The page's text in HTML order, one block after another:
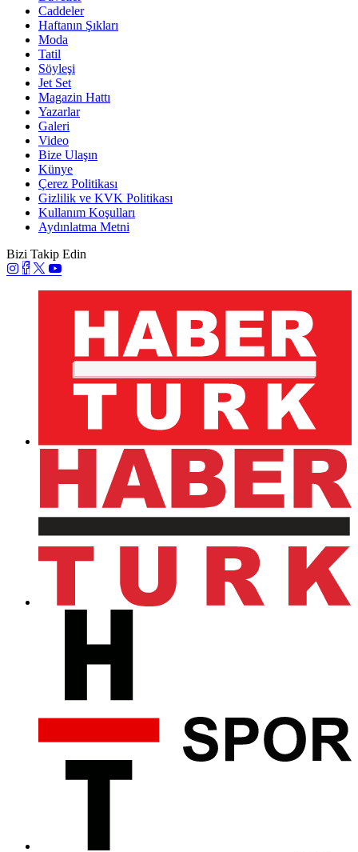
Caddeler
Haftanın Şıkları
Moda
Tatil
Söyleşi
Jet Set
Magazin Hattı
Yazarlar
Galeri
Video
Bize Ulaşın
Künye
Çerez Politikası
Gizlilik ve KVK Politikası
Kullanım Koşulları
Aydınlatma Metni
Bizi Takip Edin